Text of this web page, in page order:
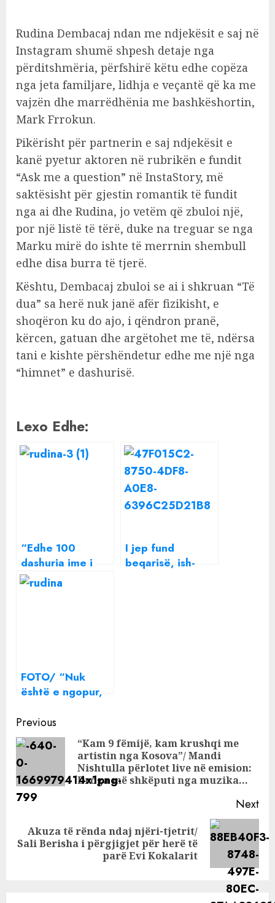
Rudina Dembacaj ndan me ndjekësit e saj në
Instagram shumë shpesh detaje nga
përditshmëria, përfshirë këtu edhe copëza
nga jeta familjare, lidhja e veçantë që ka me
vajzën dhe marrëdhënia me bashkëshortin,
Mark Frrokun.
Pikërisht për partnerin e saj ndjekësit e
kanë pyetur aktoren në rubrikën e fundit
“Ask me a question” në InstaStory, më
saktësisht për gjestin romantik të fundit
nga ai dhe Rudina, jo vetëm që zbuloi një,
por një listë të tërë, duke na treguar se nga
Marku mirë do ishte të merrnin shembull
edhe disa burra të tjerë.
Kështu, Dembacaj zbuloi se ai i shkruan “Të
dua” sa herë nuk janë afër fizikisht, e
shoqëron ku do ajo, i qëndron pranë,
kërcen, gatuan dhe argëtohet me të, ndërsa
tani e kishte përshëndetur edhe me një nga
“himnet” e dashurisë.
Lexo Edhe:
“Edhe 100
dashuria ime i
thoje dhe
nuk ia përton me
përgjigjen e saj
I jep fund
beqarisë, ish-
FOTO/ “Nuk
është e ngopur,
shkatërrojë”,
partnerja e re e
ish-bashkëshortit
i hap “luftë”
Rudina
Dembacajt
Continue
Reading
Previous
“Kam 9 fëmijë, kam krushqi me
artistin nga Kosova”/ Mandi
Nishtulla përlotet live në emision:
Droga më shkëputi nga muzika…
Next
Next
Akuza të rënda ndaj njëri-tjetrit/
Sali Berisha i përgjigjet për herë të
parë Evi Kokalarit